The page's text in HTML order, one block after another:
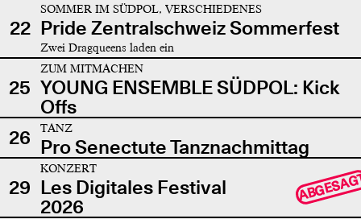
22
SOMMER IM SÜDPOL, VERSCHIEDENES
Pride Zentralschweiz Sommerfest
Zwei Dragqueens laden ein
25
ZUM MITMACHEN
YOUNG ENSEMBLE SÜDPOL: Kick
Offs
26
TANZ
Pro Senectute Tanznachmittag
29
KONZERT
Les Digitales Festival
2026